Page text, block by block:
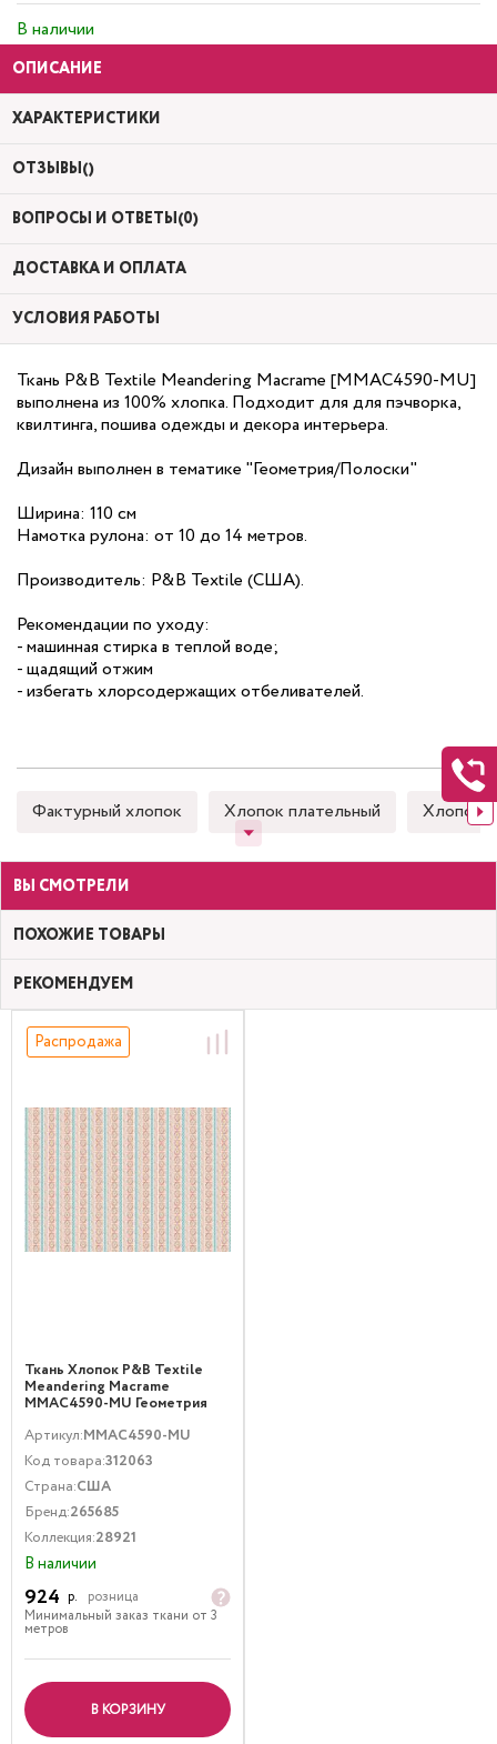
В наличии
ОПИСАНИЕ
ХАРАКТЕРИСТИКИ
ОТЗЫВЫ()
ВОПРОСЫ И ОТВЕТЫ(0)
ДОСТАВКА И ОПЛАТА
УСЛОВИЯ РАБОТЫ
Ткань P&B Textile Meandering Macrame [MMAC4590-MU]
выполнена из 100% хлопка. Подходит для для пэчворка,
квилтинга, пошива одежды и декора интерьера.
Дизайн выполнен в тематике "Геометрия/Полоски"
Ширина: 110 см
Намотка рулона: от 10 до 14 метров.
Производитель: P&B Textile (США).
Рекомендации по уходу:
- машинная стирка в теплой воде;
- щадящий отжим
- избегать хлорсодержащих отбеливателей.
Фактурный хлопок Хлопок плательный Хлопок
ВЫ СМОТРЕЛИ
ПОХОЖИЕ ТОВАРЫ
РЕКОМЕНДУЕМ
Распродажа
Ткань Хлопок P&B Textile
Meandering Macrame
MMAC4590-MU Геометрия
Артикул:MMAC4590-MU
Код товара:312063
Страна:США
Бренд:265685
Коллекция:28921
В наличии
924 р.
розница
Минимальный заказ ткани от 3
метров
В КОРЗИНУ